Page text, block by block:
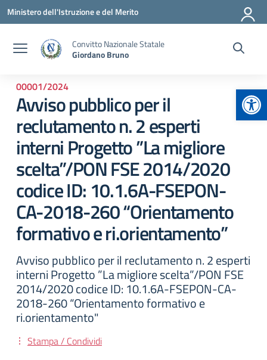
Vai ai contenuti
Vai al menu di navigazione
Vai al footer
Ministero dell'Istruzione e del Merito
Convitto Nazionale Statale
Giordano Bruno
00001/2024
Avviso pubblico per il
reclutamento n. 2 esperti
interni Progetto ”La migliore
scelta”/PON FSE 2014/2020
codice ID: 10.1.6A-FSEPON-
CA-2018-260 “Orientamento
formativo e ri.orientamento”
Avviso pubblico per il reclutamento n. 2 esperti
interni Progetto ”La migliore scelta”/PON FSE
2014/2020 codice ID: 10.1.6A-FSEPON-CA-
2018-260 “Orientamento formativo e
ri.orientamento"
Stampa / Condividi